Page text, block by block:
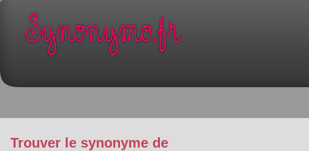
Trouver le synonyme de